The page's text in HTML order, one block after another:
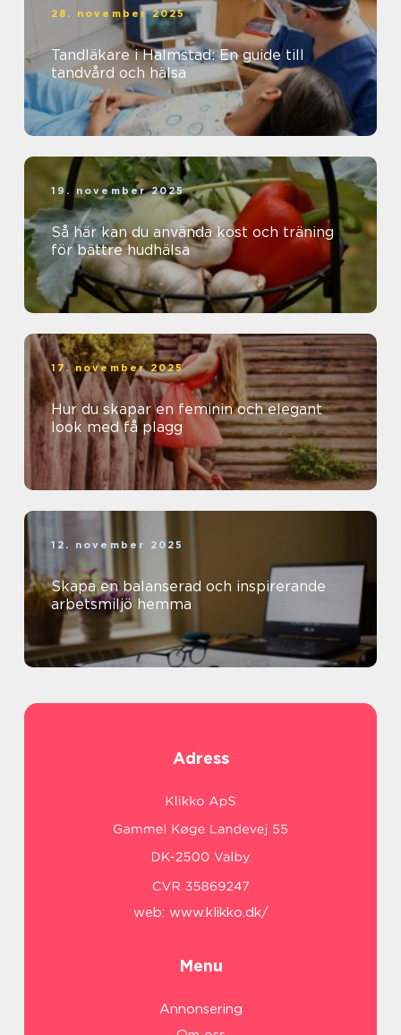
28. november 2025
Tandläkare i Halmstad: En guide till
tandvård och hälsa
19. november 2025
Så här kan du använda kost och träning
för bättre hudhälsa
17. november 2025
Hur du skapar en feminin och elegant
look med få plagg
12. november 2025
Skapa en balanserad och inspirerande
arbetsmiljö hemma
Adress
web: www.klikko.dk/
Menu
Annonsering